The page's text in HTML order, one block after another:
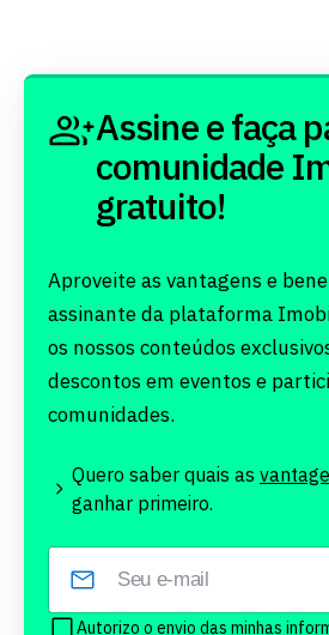
Assine e faça
comunidade
gratuito!
Aproveite as vantagens e
assinante da plataforma
os nossos conteúdos
descontos em eventos e
comunidades.
Quero saber quais as
ganhar primeiro.
Autorizo o envio das minhas